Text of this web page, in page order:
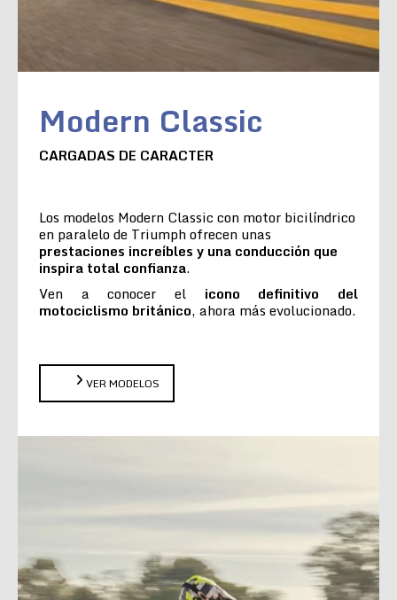
Modern Classic
CARGADAS DE CARACTER
Los modelos Modern Classic con motor bicilíndrico
en paralelo de Triumph ofrecen unas
prestaciones increíbles y una conducción que
inspira total confianza.
Ven a conocer el icono definitivo del
motociclismo británico, ahora más evolucionado.
VER MODELOS